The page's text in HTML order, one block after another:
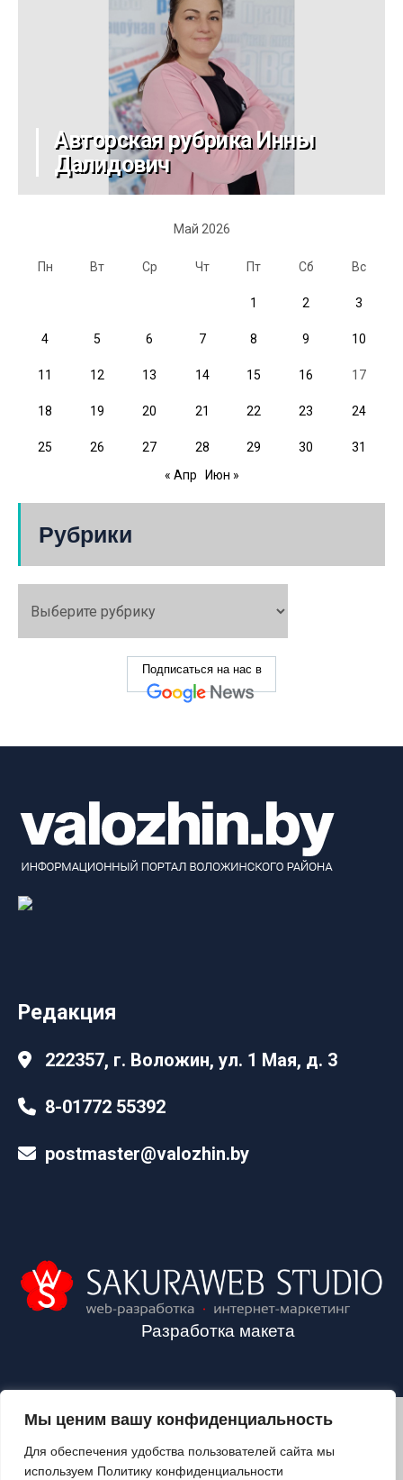
Мы ценим вашу конфиденциальность
Для обеспечения удобства пользователей сайта мы
используем Политику конфиденциальности
Авторская рубрика Инны
Далидович
Май 2026
Пн Вт Ср Чт Пт Сб Вс
1 2 3
4 5 6 7 8 9 10
11 12 13 14 15 16 17
18 19 20 21 22 23 24
25 26 27 28 29 30
31
« Апр
Июн »
Рубрики
Подписаться на нас в
Редакция
222357, г. Воложин, ул. 1 Мая, д. 3
8-01772 55392
postmaster@valozhin.by
Разработка макета
2024©VALOZHIN.BY - НОВОСТИ ВОЛОЖИНСКОГО РАЙОНА